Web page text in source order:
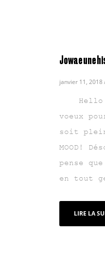
Jowae une
janvier 11, 2018
Hello
voeux
soit
MOOD!
pense
en tout
LIRE LA